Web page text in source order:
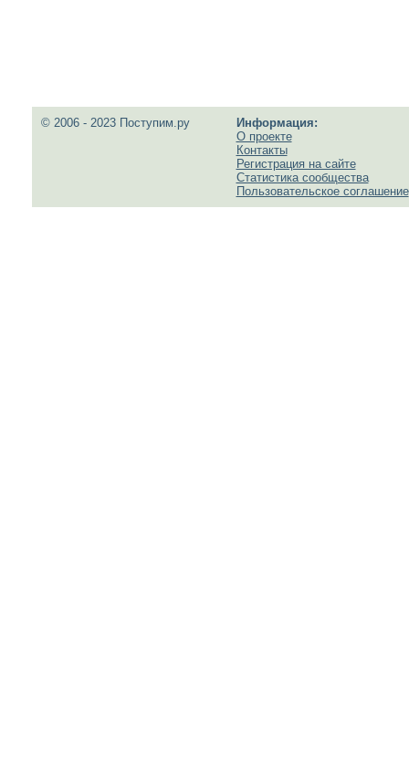
© 2006 - 2023 Поступим.ру
Информация:
О проекте
Контакты
Регистрация на сайте
Статистика сообщества
Пользовательское соглашение